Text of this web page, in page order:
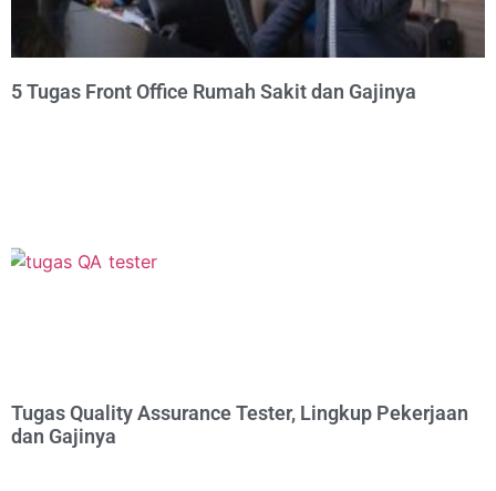
5 Tugas Front Office Rumah Sakit dan Gajinya
Tugas Quality Assurance Tester, Lingkup Pekerjaan
dan Gajinya